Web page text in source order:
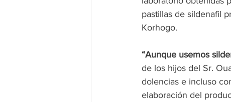
pastillas de sildenafil
Korhogo.
“Aunque usemos
de los hijos del Sr.
dolencias e incluso
elaboración del